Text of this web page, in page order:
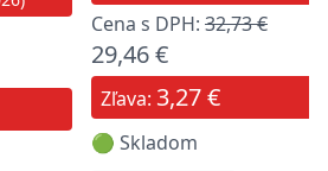
Cena s DPH: 32,73 €
29,46 €
Zľava: 3,27 €
🟢 Skladom